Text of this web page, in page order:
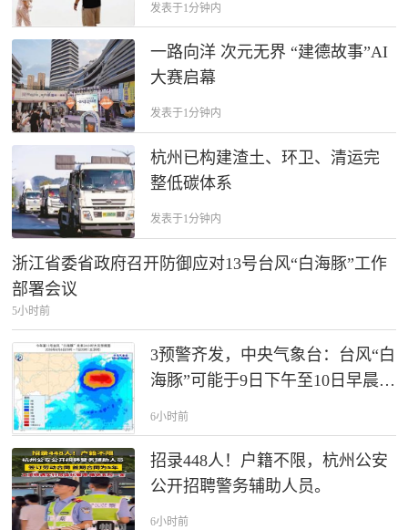
发表于1分钟内
一路向洋 次元无界 “建德故事”AI
大赛启幕
发表于1分钟内
杭州已构建渣土、环卫、清运完
整低碳体系
发表于1分钟内
浙江省委省政府召开防御应对13号台风“白海豚”工作
部署会议
5小时前
3预警齐发，中央气象台：台风“白
海豚”可能于9日下午至10日早晨在
浙江到福建北部沿海登陆；今晚
到明晚，云南、四川等地可能发
生山洪
6小时前
招录448人！户籍不限，杭州公安
公开招聘警务辅助人员。
6小时前